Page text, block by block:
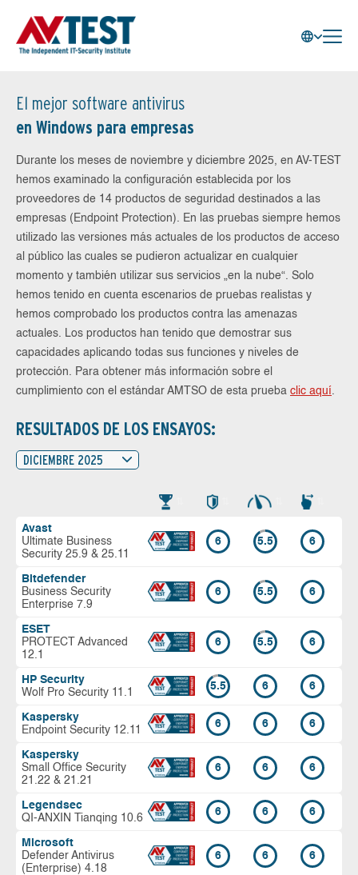
El mejor software antivirus
en Windows para empresas
Durante los meses de noviembre y diciembre 2025, en AV-TEST
hemos examinado la configuración establecida por los
proveedores de 14 productos de seguridad destinados a las
empresas (Endpoint Protection). En las pruebas siempre hemos
utilizado las versiones más actuales de los productos de acceso
al público las cuales se pudieron actualizar en cualquier
momento y también utilizar sus servicios „en la nube“. Solo
hemos tenido en cuenta escenarios de pruebas realistas y
hemos comprobado los productos contra las amenazas
actuales. Los productos han tenido que demostrar sus
capacidades aplicando todas sus funciones y niveles de
protección. Para obtener más información sobre el
cumplimiento con el estándar AMTSO de esta prueba clic aquí.
RESULTADOS DE LOS ENSAYOS:
DICIEMBRE 2025
Avast
Ultimate Business
Security 25.9 & 25.11
6 5.5 6
Bitdefender
Business Security
Enterprise 7.9
6 5.5 6
ESET
PROTECT Advanced
12.1
6 5.5 6
HP Security
Wolf Pro Security 11.1
5.5 6 6
Kaspersky
Endpoint Security 12.11
6 6 6
Kaspersky
Small Office Security
21.22 & 21.21
6 6 6
Legendsec
QI-ANXIN Tianqing 10.6
6 6 6
Microsoft
Defender Antivirus
(Enterprise) 4.18
6 6 6